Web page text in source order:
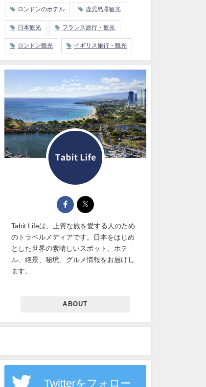
ロンドンのホテル 鹿児島県観光
日本観光 フランス旅行・観光
ロンドン観光 イギリス旅行・観光
Tabit Lifeは、上質な旅を愛する人のため
のトラベルメディアです。日本をはじめ
とした世界の素晴しいスポット、ホテ
ル、絶景、秘境、グルメ情報をお届けし
ます。
ABOUT
Twitterをフォロー